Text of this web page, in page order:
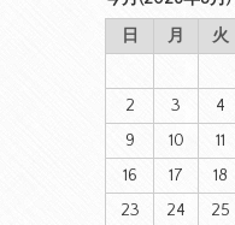
日
月 火
2
3 4
9
10 11
16
17 18
23
24 25